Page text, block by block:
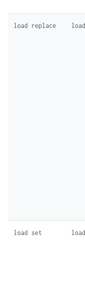
load replace
load set